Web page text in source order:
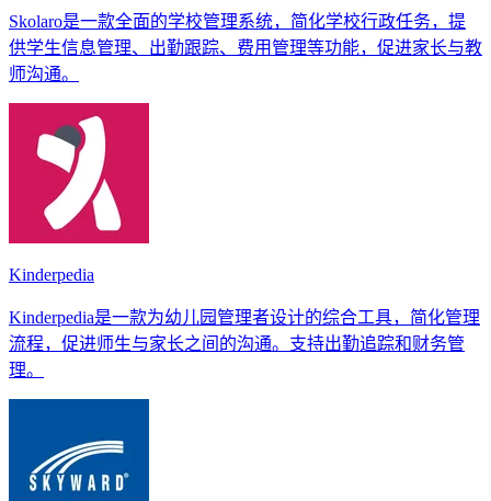
Skolaro是一款全面的学校管理系统，简化学校行政任务，提
供学生信息管理、出勤跟踪、费用管理等功能，促进家长与教
师沟通。
Kinderpedia
Kinderpedia是一款为幼儿园管理者设计的综合工具，简化管理
流程，促进师生与家长之间的沟通。支持出勤追踪和财务管
理。